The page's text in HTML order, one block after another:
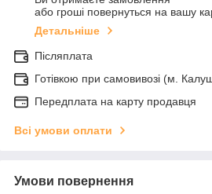
або гроші повернуться на вашу
Детальніше
Післяплата
Готівкою при самовивозі (м.
Передплата на карту продавця
Всі умови оплати
Умови повернення